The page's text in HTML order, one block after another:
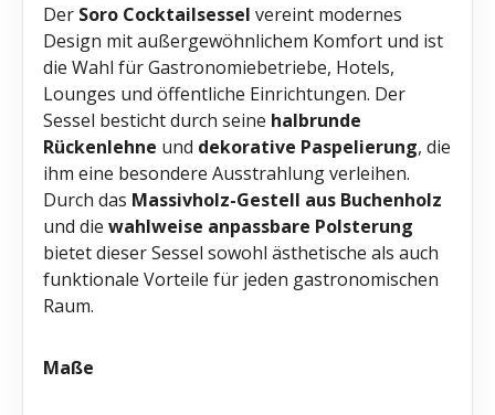
Der Soro Cocktailsessel vereint modernes
Design mit außergewöhnlichem Komfort und ist
die Wahl für Gastronomiebetriebe, Hotels,
Lounges und öffentliche Einrichtungen. Der
Sessel besticht durch seine halbrunde
Rückenlehne und dekorative Paspelierung, die
ihm eine besondere Ausstrahlung verleihen.
Durch das Massivholz-Gestell aus Buchenholz
und die wahlweise anpassbare Polsterung
bietet dieser Sessel sowohl ästhetische als auch
funktionale Vorteile für jeden gastronomischen
Raum.
Maße